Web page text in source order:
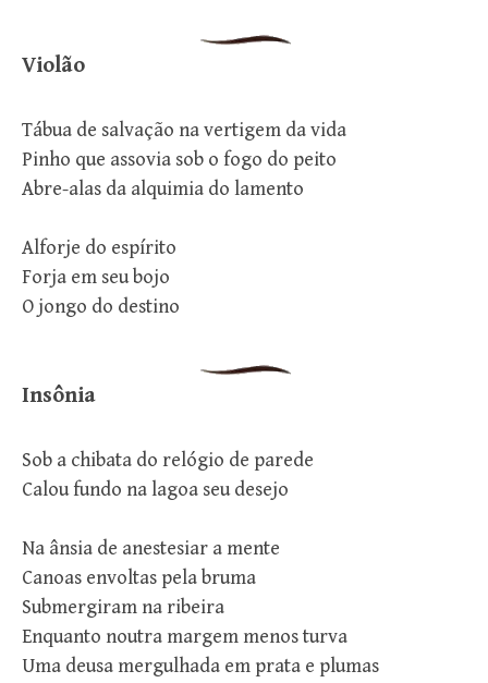
Violão
Tábua de salvação na vertigem da vida
Pinho que assovia sob o fogo do peito
Abre-alas da alquimia do lamento
Alforje do espírito
Forja em seu bojo
O jongo do destino
Insônia
Sob a chibata do relógio de parede
Calou fundo na lagoa seu desejo
Na ânsia de anestesiar a mente
Canoas envoltas pela bruma
Submergiram na ribeira
Enquanto noutra margem menos turva
Uma deusa mergulhada em prata e plumas